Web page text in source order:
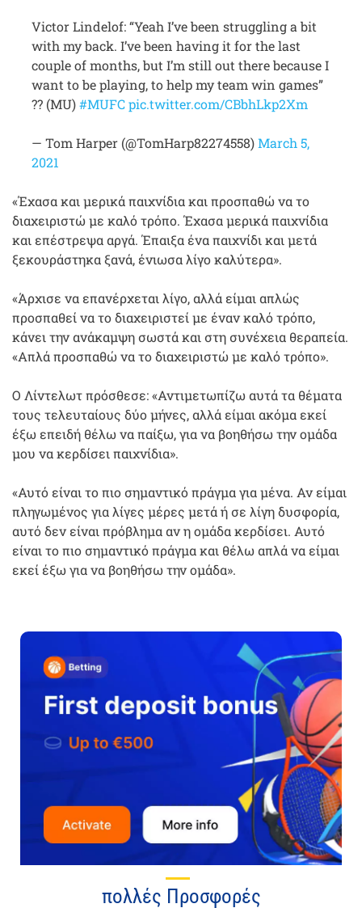
Victor Lindelof: “Yeah I’ve been struggling a bit
with my back. I’ve been having it for the last
couple of months, but I’m still out there because I
want to be playing, to help my team win games”
?? (MU)#MUFCpic.twitter.com/CBbhLkp2Xm
— Tom Harper (@TomHarp82274558)March 5,
2021
«Έχασα και μερικά παιχνίδια και προσπαθώ να το
διαχειριστώ με καλό τρόπο. Έχασα μερικά παιχνίδια
και επέστρεψα αργά. Έπαιξα ένα παιχνίδι και μετά
ξεκουράστηκα ξανά, ένιωσα λίγο καλύτερα».
«Άρχισε να επανέρχεται λίγο, αλλά είμαι απλώς
προσπαθεί να το διαχειριστεί με έναν καλό τρόπο,
κάνει την ανάκαμψη σωστά και στη συνέχεια θεραπεία.
«Απλά προσπαθώ να το διαχειριστώ με καλό τρόπο».
Ο Λίντελωτ πρόσθεσε: «Αντιμετωπίζω αυτά τα θέματα
τους τελευταίους δύο μήνες, αλλά είμαι ακόμα εκεί
έξω επειδή θέλω να παίξω, για να βοηθήσω την ομάδα
μου να κερδίσει παιχνίδια».
«Αυτό είναι το πιο σημαντικό πράγμα για μένα. Αν είμαι
πληγωμένος για λίγες μέρες μετά ή σε λίγη δυσφορία,
αυτό δεν είναι πρόβλημα αν η ομάδα κερδίσει. Αυτό
είναι το πιο σημαντικό πράγμα και θέλω απλά να είμαι
εκεί έξω για να βοηθήσω την ομάδα».
πολλές Προσφορές